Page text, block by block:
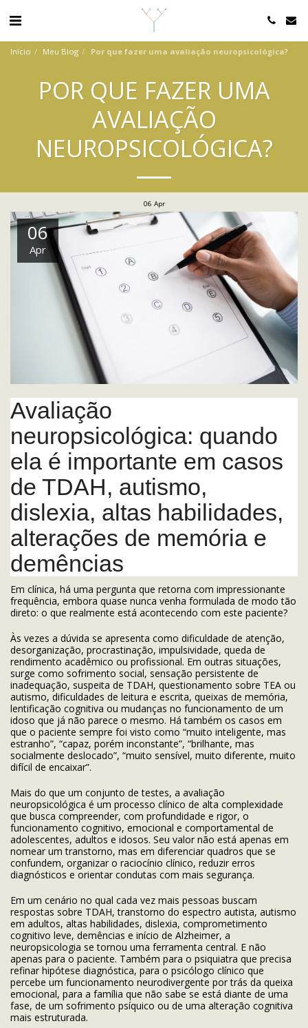
Início Meu Blog Por que fazer uma avaliação neuropsicológica?
POR QUE FAZER UMA
AVALIAÇÃO
NEUROPSICOLÓGICA?
06 Apr
06
Apr
Avaliação
neuropsicológica: quando
ela é importante em casos
de TDAH, autismo,
dislexia, altas habilidades,
alterações de memória e
demências
Em clínica, há uma pergunta que retorna com impressionante
frequência, embora quase nunca venha formulada de modo tão
direto: o que realmente está acontecendo com este paciente?
Às vezes a dúvida se apresenta como dificuldade de atenção,
desorganização, procrastinação, impulsividade, queda de
rendimento acadêmico ou profissional. Em outras situações,
surge como sofrimento social, sensação persistente de
inadequação, suspeita de TDAH, questionamento sobre TEA ou
autismo, dificuldades de leitura e escrita, queixas de memória,
lentificação cognitiva ou mudanças no funcionamento de um
idoso que já não parece o mesmo. Há também os casos em
que o paciente sempre foi visto como “muito inteligente, mas
estranho”, “capaz, porém inconstante”, “brilhante, mas
socialmente deslocado”, “muito sensível, muito diferente, muito
difícil de encaixar”.
Mais do que um conjunto de testes, a avaliação
neuropsicológica é um processo clínico de alta complexidade
que busca compreender, com profundidade e rigor, o
funcionamento cognitivo, emocional e comportamental de
adolescentes, adultos e idosos. Seu valor não está apenas em
nomear um transtorno, mas em diferenciar quadros que se
confundem, organizar o raciocínio clínico, reduzir erros
diagnósticos e orientar condutas com mais segurança.
Em um cenário no qual cada vez mais pessoas buscam
respostas sobre TDAH, transtorno do espectro autista, autismo
em adultos, altas habilidades, dislexia, comprometimento
cognitivo leve, demências e início de Alzheimer, a
neuropsicologia se tornou uma ferramenta central. E não
apenas para o paciente. Também para o psiquiatra que precisa
refinar hipótese diagnóstica, para o psicólogo clínico que
percebe um funcionamento neurodivergente por trás da queixa
emocional, para a família que não sabe se está diante de uma
fase, de um sofrimento psíquico ou de uma alteração cognitiva
mais estruturada.